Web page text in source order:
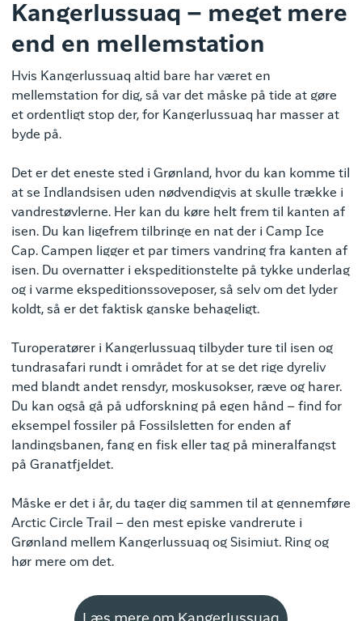
Kangerlussuaq – meget mere
end en mellemstation
Hvis Kangerlussuaq altid bare har været en
mellemstation for dig, så var det måske på tide at gøre
et ordentligt stop der, for Kangerlussuaq har masser at
byde på.
Det er det eneste sted i Grønland, hvor du kan komme til
at se Indlandsisen uden nødvendigvis at skulle trække i
vandrestøvlerne. Her kan du køre helt frem til kanten af
isen. Du kan ligefrem tilbringe en nat der i Camp Ice
Cap. Campen ligger et par timers vandring fra kanten af
isen. Du overnatter i ekspeditionstelte på tykke underlag
og i varme ekspeditionssoveposer, så selv om det lyder
koldt, så er det faktisk ganske behageligt.
Turoperatører i Kangerlussuaq tilbyder ture til isen og
tundrasafari rundt i området for at se det rige dyreliv
med blandt andet rensdyr, moskusokser, ræve og harer.
Du kan også gå på udforskning på egen hånd – find for
eksempel fossiler på Fossilsletten for enden af
landingsbanen, fang en fisk eller tag på mineralfangst
på Granatfjeldet.
Måske er det i år, du tager dig sammen til at gennemføre
Arctic Circle Trail – den mest episke vandrerute i
Grønland mellem Kangerlussuaq og Sisimiut. Ring og
hør mere om det.